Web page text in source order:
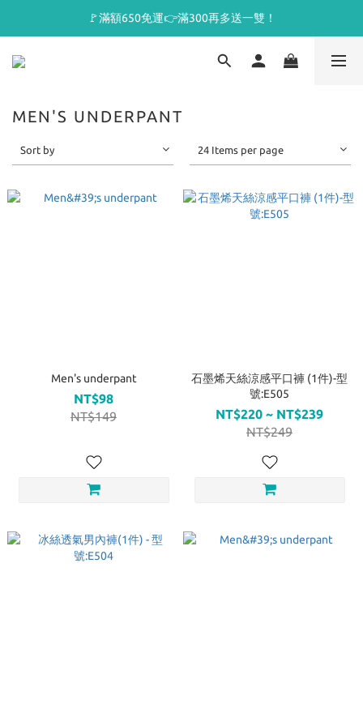
🚩滿額650免運👉滿300再多送一雙！
MEN'S UNDERPANT
Sort by 24 Items per page
Men's underpant
NT$98
NT$149
石墨烯天絲涼感平口褲 (1件)-型
號:E505
NT$220 ~ NT$239
NT$249